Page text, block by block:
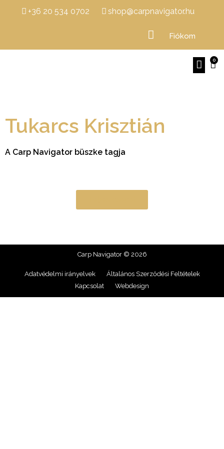
+36 20 534 0702 shop@carpnavigator.hu
Fiókom
0
Tukarcs Krisztián
A Carp Navigator büszke tagja
Carp Navigator © 2026
Adatvédelmi irányelvek
Általános Szerződési Feltételek
Kapcsolat
Webdesign